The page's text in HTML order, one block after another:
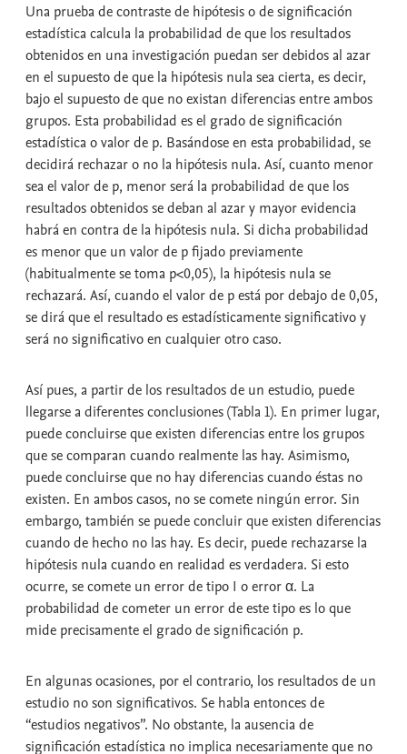
Una prueba de contraste de hipótesiso designificación
estadísticacalcula la probabilidad de que los resultados
obtenidos en una investigación puedan ser debidos al azar
en el supuesto de que la hipótesis nula sea cierta, es decir,
bajo el supuesto de que no existan diferencias entre ambos
grupos. Esta probabilidad es el grado de significación
estadísticao valor de p. Basándose en esta probabilidad, se
decidirá rechazar o no la hipótesis nula. Así, cuanto menor
sea el valor de p, menor será la probabilidad de que los
resultados obtenidos se deban al azar y mayor evidencia
habrá en contra de la hipótesis nula. Si dicha probabilidad
es menor que un valor de p fijado previamente
(habitualmente se toma p<0,05), la hipótesis nula se
rechazará. Así, cuando el valor de p está por debajo de 0,05,
se dirá que el resultado esestadísticamente significativoy
será no significativoen cualquier otro caso.
Así pues, a partir de los resultados de un estudio, puede
llegarse a diferentes conclusiones (Tabla 1). En primer lugar,
puede concluirse que existen diferencias entre los grupos
que se comparan cuando realmente las hay. Asimismo,
puede concluirse que no hay diferencias cuando éstas no
existen. En ambos casos, no se comete ningún error. Sin
embargo, también se puede concluir que existen diferencias
cuando de hecho no las hay. Es decir, puede rechazarse la
hipótesis nula cuando en realidad es verdadera. Si esto
ocurre, se comete un error de tipo I o error α. La
probabilidad de cometer un error de este tipo es lo que
mide precisamente el grado de significación p.
En algunas ocasiones, por el contrario, los resultados de un
estudio no son significativos. Se habla entonces de
“estudios negativos”. No obstante, la ausencia de
significación estadística no implica necesariamente que no